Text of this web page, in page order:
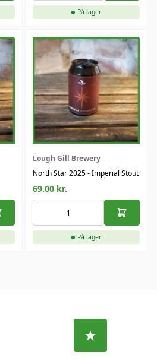
På lager
Lough Gill Brewery
North Star 2025 - Imperial Stout
69.00 kr.
På lager